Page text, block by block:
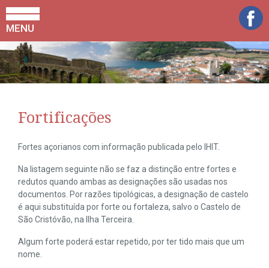
MENU
Fortificações
Fortes açorianos com informação publicada pelo IHIT.
Na listagem seguinte não se faz a distinção entre fortes e
redutos quando ambas as designações são usadas nos
documentos. Por razões tipológicas, a designação de castelo
é aqui substituída por forte ou fortaleza, salvo o Castelo de
São Cristóvão, na Ilha Terceira.
Algum forte poderá estar repetido, por ter tido mais que um
nome.